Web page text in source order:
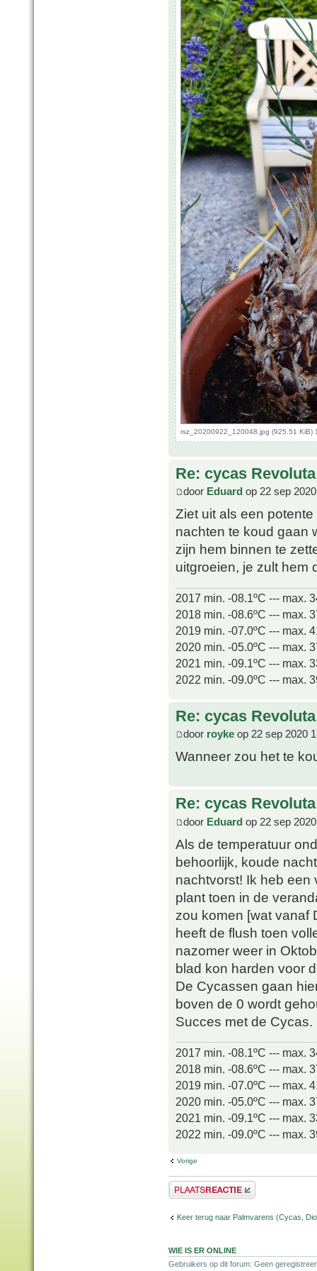
rsz_20200922_120048.jpg (925.51 KiB)
Re: cycas Revoluta
door Eduard op 22 sep
Ziet uit als een
nachten te koud gaan
zijn hem binnen te
uitgroeien, je zult hem
2017 min. -08.1ºC --- max.
2018 min. -08.6ºC --- max.
2019 min. -07.0ºC --- max.
2020 min. -05.0ºC --- max.
2021 min. -09.1ºC --- max.
2022 min. -09.0ºC --- max.
Re: cycas Revoluta
door royke op 22 sep 2020
Wanneer zou het te
Re: cycas Revoluta
door Eduard op 22 sep
Als de temperatuur
behoorlijk, koude
nachtvorst! Ik heb een
plant toen in de
zou komen [wat vanaf
heeft de flush toen
nazomer weer in
blad kon harden voor
De Cycassen gaan
boven de 0 wordt
Succes met de Cycas.
2017 min. -08.1ºC --- max.
2018 min. -08.6ºC --- max.
2019 min. -07.0ºC --- max.
2020 min. -05.0ºC --- max.
2021 min. -09.1ºC --- max.
2022 min. -09.0ºC --- max.
Vorige
Plaats een reactie
Keer terug naar Palmvarens (Cycas,
WIE IS ER ONLINE
Gebruikers op dit forum: Geen